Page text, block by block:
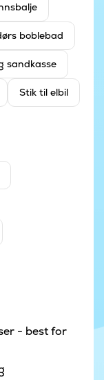
boblebad
sandkasse
Stik til elbil
- best for